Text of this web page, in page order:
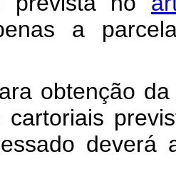
a
obtenção
cartoriais
deverá